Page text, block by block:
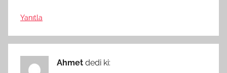
Yanıtla
Ahmet dedi ki: